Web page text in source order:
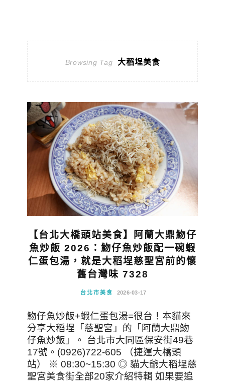
Browsing Tag 大稻埕美食
【台北大橋頭站美食】阿蘭大鼎魩仔
魚炒飯 2026：魩仔魚炒飯配一碗蝦
仁蛋包湯，就是大稻埕慈聖宮前的懷
舊台灣味 7328
台北市美食 2026-03-17
魩仔魚炒飯+蝦仁蛋包湯=很台！本貓來
分享大稻埕「慈聖宮」的「阿蘭大鼎魩
仔魚炒飯」。 台北市大同區保安街49巷
17號。(0926)722-605 （捷運大橋頭
站） ※ 08:30~15:30 ◎ 貓大爺大稻埕慈
聖宮美食街全部20家介紹特輯 如果要追